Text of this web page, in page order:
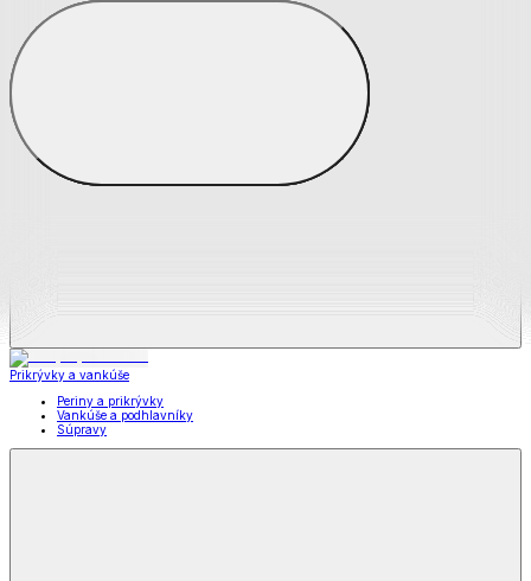
Zobraziť všetko
Všetko z Matrace a matracové chrániče
Matrace
Chrániče na matrace
Prikrývky a vankúše
Periny a prikrývky
Vankúše a podhlavníky
Súpravy